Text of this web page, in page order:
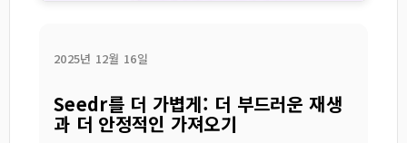
2025년 12월 16일
Seedr를 더 가볍게: 더 부드러운 재생
과 더 안정적인 가져오기